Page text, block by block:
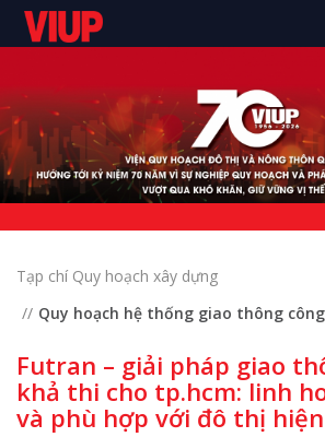
Tạp chí Quy hoạch xây dựng
Quy hoạch hệ thống giao thông
Futran – giải pháp giao
khả thi cho tp.hcm: linh
và phù hợp với đô thị